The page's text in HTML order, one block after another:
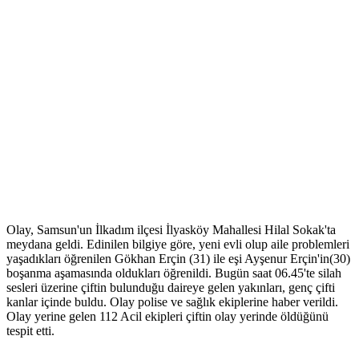
Olay, Samsun'un İlkadım ilçesi İlyasköy Mahallesi Hilal Sokak'ta
meydana geldi. Edinilen bilgiye göre, yeni evli olup aile problemleri
yaşadıkları öğrenilen Gökhan Erçin (31) ile eşi Ayşenur Erçin'in(30)
boşanma aşamasında oldukları öğrenildi. Bugün saat 06.45'te silah
sesleri üzerine çiftin bulunduğu daireye gelen yakınları, genç çifti
kanlar içinde buldu. Olay polise ve sağlık ekiplerine haber verildi.
Olay yerine gelen 112 Acil ekipleri çiftin olay yerinde öldüğünü
tespit etti.